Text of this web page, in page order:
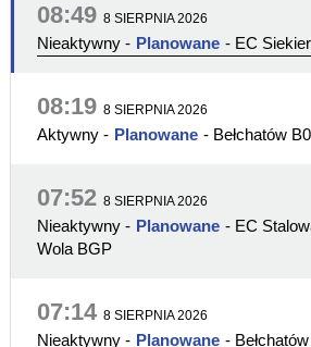
08:49 8 SIERPNIA 2026
Nieaktywny- Planowane - EC
08:19 8 SIERPNIA 2026
Aktywny- Planowane - Bełchatów
07:52 8 SIERPNIA 2026
Nieaktywny- Planowane - EC
Wola BGP
07:14 8 SIERPNIA 2026
Nieaktywny- Planowane -